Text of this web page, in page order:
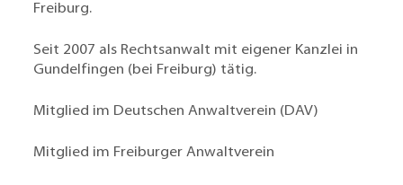
Freiburg.
Seit 2007 als Rechtsanwalt mit eigener Kanzlei in
Gundelfingen (bei Freiburg) tätig.
Mitglied im Deutschen Anwaltverein (DAV)
Mitglied im Freiburger Anwaltverein